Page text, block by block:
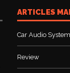
ARTICLES
Car Audio System
Review